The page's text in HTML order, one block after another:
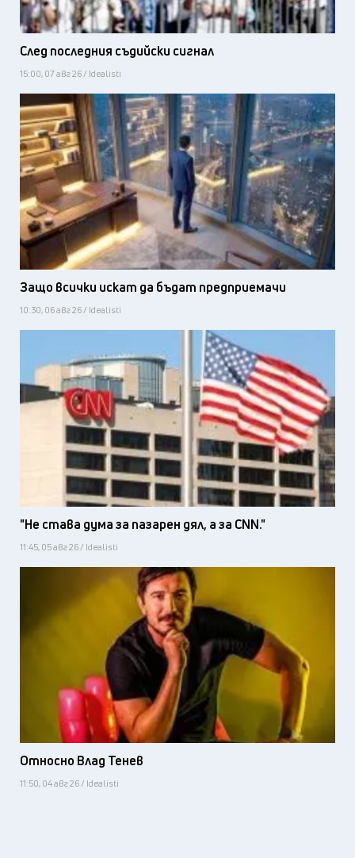
След последния съдийски сигнал
15:00, 07 авг 26 / Idealisti
Защо всички искат да бъдат предприемачи
10:30, 06 авг 26 / Idealisti
"Не става дума за пазарен дял, а за CNN."
11:45, 05 авг 26 / Idealisti
Относно Влад Тенев
11:50, 04 авг 26 / Idealisti